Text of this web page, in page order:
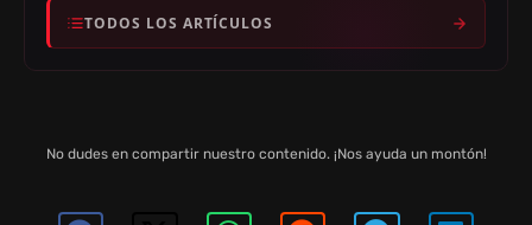
TODOS LOS ARTÍCULOS
No dudes en compartir nuestro contenido. ¡Nos ayuda un montón!